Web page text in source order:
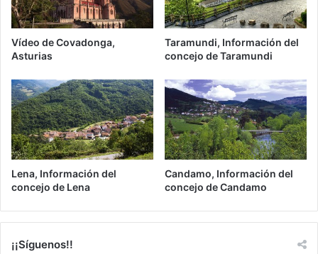
Vídeo de Covadonga,
Asturias
Taramundi, Información del
concejo de Taramundi
Lena, Información del
concejo de Lena
Candamo, Información del
concejo de Candamo
¡¡Síguenos!!